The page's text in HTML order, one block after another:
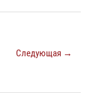
Следующая →